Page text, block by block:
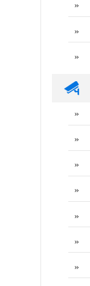
»
»
»
»
»
»
»
»
»
»